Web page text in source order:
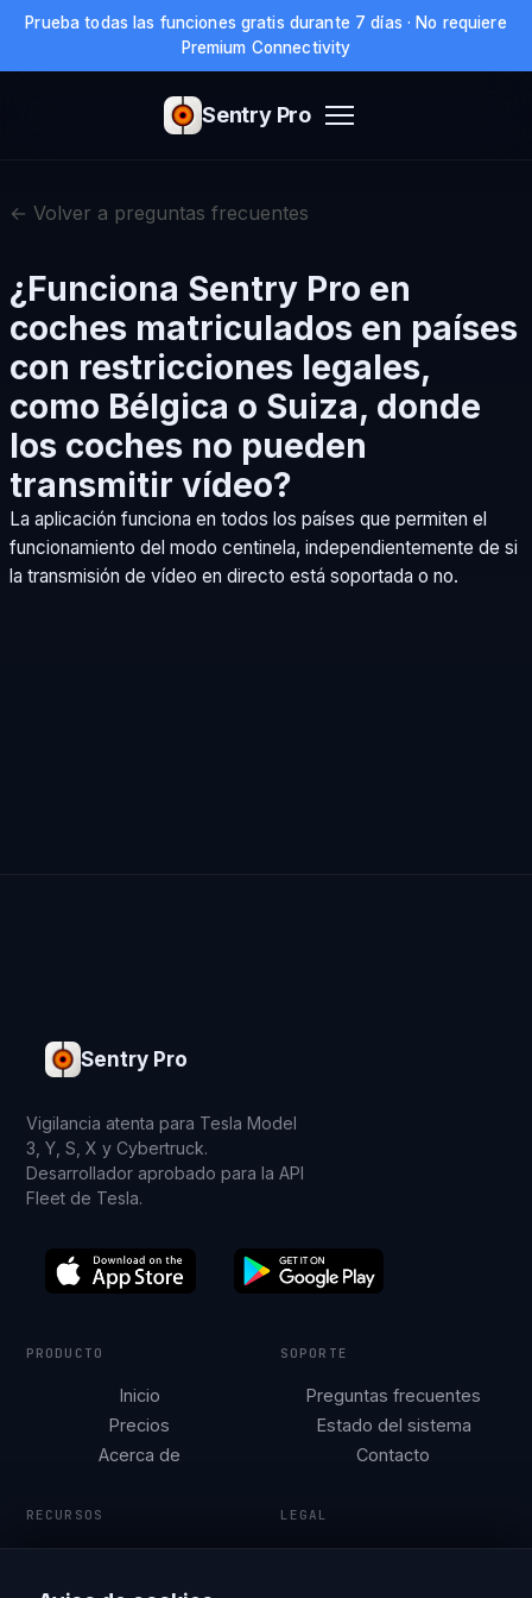
Prueba todas las funciones gratis durante 7 días · No requiere
Premium Connectivity
Sentry Pro
← Volver a preguntas frecuentes
¿Funciona Sentry Pro en
coches matriculados en países
con restricciones legales,
como Bélgica o Suiza, donde
los coches no pueden
transmitir vídeo?
La aplicación funciona en todos los países que permiten el
funcionamiento del modo centinela, independientemente de si
la transmisión de vídeo en directo está soportada o no.
Sentry Pro
Vigilancia atenta para Tesla Model
3, Y, S, X y Cybertruck.
Desarrollador aprobado para la API
Fleet de Tesla.
PRODUCTO
Inicio
Precios
Acerca de
SOPORTE
Preguntas frecuentes
Estado del sistema
Contacto
RECURSOS LEGAL